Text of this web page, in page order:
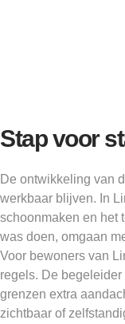
Stap voor
De ontwikkeling van
werkbaar blijven. In
schoonmaken en het
was doen, omgaan
Voor bewoners van
regels. De
grenzen extra
zichtbaar of